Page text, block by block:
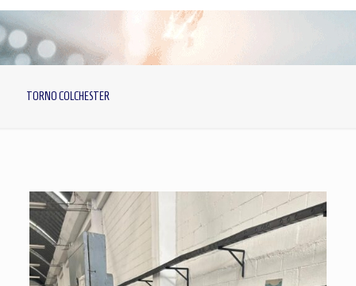
TORNO COLCHESTER